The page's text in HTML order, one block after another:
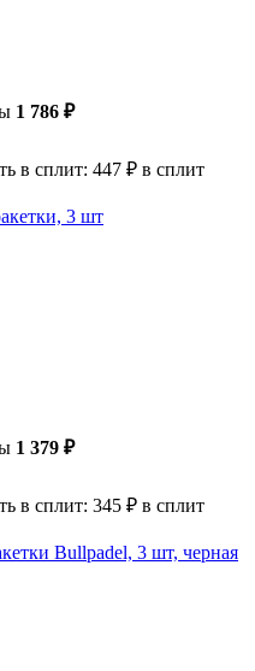
1 786 ₽
в сплит: 447 ₽ в сплит
3 шт
1 379 ₽
в сплит: 345 ₽ в сплит
Bullpadel, 3 шт, черная